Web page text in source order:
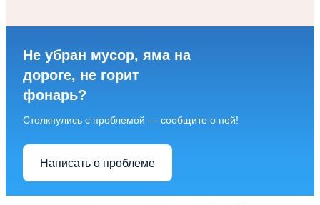
Не убран мусор, яма на
дороге, не горит
фонарь?
Столкнулись с проблемой — сообщите о ней!
Написать о проблеме